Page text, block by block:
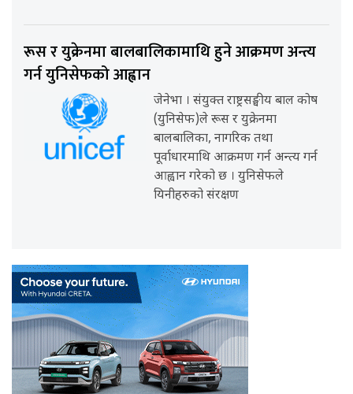
रूस र युक्रेनमा बालबालिकामाथि हुने आक्रमण अन्त्य
गर्न युनिसेफको आह्वान
जेनेभा । संयुक्त राष्ट्रसङ्घीय बाल कोष
(युनिसेफ)ले रूस र युक्रेनमा
बालबालिका, नागरिक तथा
पूर्वाधारमाथि आक्रमण गर्न अन्त्य गर्न
आह्वान गरेको छ । युनिसेफले
यिनीहरुको संरक्षण